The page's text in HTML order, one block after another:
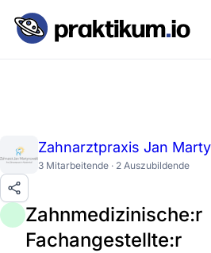
Zahnarztpraxis Jan
3 Mitarbeitende · 2 Auszubildende
Zahnmedizinische:r
Fachangestellte:r